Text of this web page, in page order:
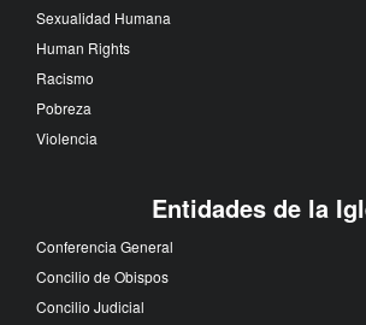
Sexualidad Humana
Human Rights
Racismo
Pobreza
Violencia
Entidades de la
Conferencia General
Concilio de Obispos
Concilio Judicial